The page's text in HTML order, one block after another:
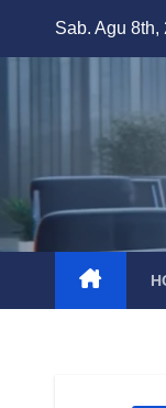
Sab. Agu 8th,